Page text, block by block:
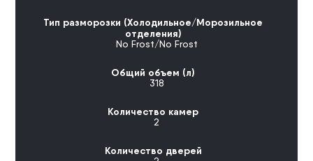
Тип разморозки (Холодильное/Морозильное
отделения)
No Frost/No Frost
Общий объем (л)
318
Количество камер
2
Количество дверей